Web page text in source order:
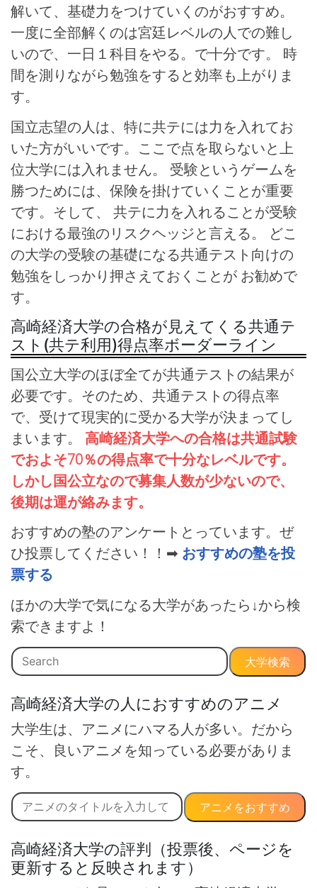
解いて、基礎力をつけていくのがおすすめ。
一度に全部解くのは宮廷レベルの人での難し
いので、一日１科目をやる。で十分です。 時
間を測りながら勉強をすると効率も上がりま
す。
国立志望の人は、特に共テには力を入れてお
いた方がいいです。ここで点を取らないと上
位大学には入れません。 受験というゲームを
勝つためには、保険を掛けていくことが重要
です。そして、 共テに力を入れることが受験
における最強のリスクヘッジと言える。 どこ
の大学の受験の基礎になる共通テスト向けの
勉強をしっかり押さえておくことが お勧めで
す。
高崎経済大学の合格が見えてくる共通テ
スト(共テ利用)得点率ボーダーライン
国公立大学のほぼ全てが共通テストの結果が
必要です。そのため、共通テストの得点率
で、受けて現実的に受かる大学が決まってし
まいます。 高崎経済大学への合格は共通試験
でおよそ70％の得点率で十分なレベルです。
しかし国公立なので募集人数が少ないので、
後期は運が絡みます。
おすすめの塾のアンケートとっています。ぜ
ひ投票してください！！➡ おすすめの塾を投
票する
ほかの大学で気になる大学があったら↓から検
索できますよ！
大学検索
高崎経済大学の人におすすめのアニメ
大学生は、アニメにハマる人が多い。だから
こそ、良いアニメを知っている必要がありま
す。
アニメをおすすめ
高崎経済大学の評判（投票後、ページを
更新すると反映されます）